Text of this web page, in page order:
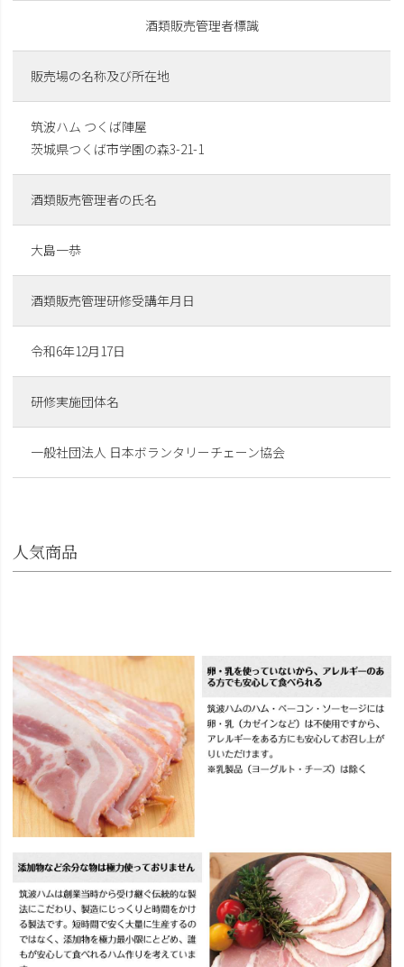
酒類販売管理者標識
販売場の名称及び所在地
筑波ハム つくば陣屋
茨城県つくば市学園の森3-21-1
酒類販売管理者の氏名
大島一恭
酒類販売管理研修受講年月日
令和6年12月17日
研修実施団体名
一般社団法人 日本ボランタリーチェーン協会
人気商品